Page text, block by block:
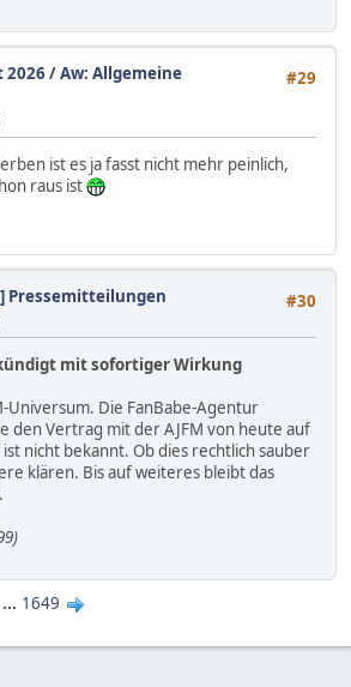
#29
2026/Aw: Allgemeine
ist es ja fasst nicht mehr peinlich,
raus ist
#30
Pressemitteilungen
mit sofortiger Wirkung
Universum. Die FanBabe-Agentur
den Vertrag mit der AJFM von heute auf
nicht bekannt. Ob dies rechtlich sauber
klären. Bis auf weiteres bleibt das
... 1649